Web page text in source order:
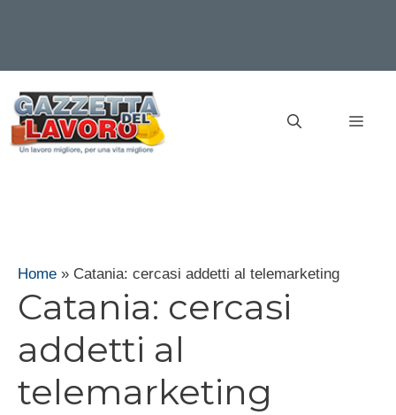
contenuto
Home » Catania: cercasi addetti al telemarketing
Catania: cercasi
addetti al
telemarketing